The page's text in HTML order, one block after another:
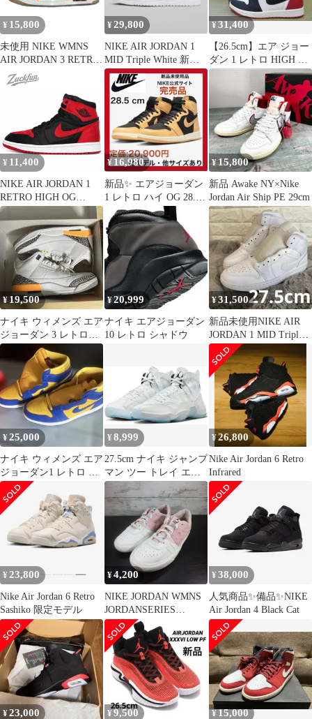
¥ 15,800
未使用 NIKE WMNS
AIR JORDAN 3 RETRO
T エアジョーダン3 レ
トロ ナイキ IH7694-200
ベージュ 28 28cm
¥29,800
NIKE AIR JORDAN 1
MID Triple White 新品
未開封
¥31,400
【26.5cm】エア ジョー
ダン 1 レトロ HIGH OG
Black Toe
¥ 11,400
NIKE AIR JORDAN 1
RETRO HIGH OG
SATIN BRED ナイキ エ
ア ジョーダン 1 レトロ
ハイ カット オリジナル
サテン ブレッド レッド
ブラック 黒 25cm メン
ズ スニーカー U11574
¥ 16,980
新品✨ エアジョーダン
1 レトロ ハイ OG 28.5
天然皮革 エアフォース
１
¥15,800
新品 Awake NY×Nike
Jordan Air Ship PE 29cm
¥19,500
ナイキ ウィメンズ エア
ジョーダン 3 レトロ
"レーザー オレンジ"
¥20,999
ナイキ エアジョーダン
10 レトロ シャドウ
¥31,500
新品未使用NIKE AIR
JORDAN 1 MID Triple
White
¥25,000
ナイキ ウィメンズ エア
ジョーダン1 レトロ ハ
イ OG "リバース レイ
ニー
¥8,999
27.5cm ナイキ ジャンプ
マン ツー トレイ エア
ジョーダン バッシュ
¥26,800
Nike Air Jordan 6 Retro
Infrared
¥23,800
Nike Air Jordan 6 Retro
Sashiko 限定モデル
¥4,200
NIKE JORDAN WMNS
JORDANSERIES
SNEAKER 23.5cm
¥38,000
人気商品✨備品✨NIKE
Air Jordan 4 Black Cat
¥23,000 ¥ 9,500 ¥15,000